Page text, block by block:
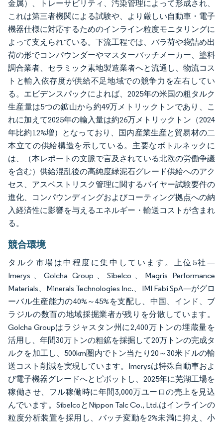
金属）、トレーサビリティ、汚染管理によって形成され、
これは第三者機関による試験や、より厳しい自動車・電子
機器仕様に対応するためのインライン粒度モニタリングに
よって支えられている。下流工程では、バラ荷や袋詰め出
荷の形でコンパウンダーやマスターバッチメーカー、塗料
調合業者、セラミック素地製造業者へと流通し、物流コス
トと輸入依存度が供給不足地域での競争力を左右してい
る。エビデンスパックによれば、2025年の米国の粗タルク
生産量は5つの鉱山から約49万メトリックトンであり、こ
れに加えて2025年の輸入量は約26万メトリックトン（2024
年比約12%増）となっており、国内産業生産と貿易材の二
本立ての供給構造を示している。主要なボトルネックに
は、（本レポートの文脈で言及されている北欧の労働争議
を含む）供給混乱後の高純度緑泥石グレード供給へのアク
セス、アスベストリスク管理に関するバイヤー試験要件の
進化、コンパウンディングおよびコーティング拠点への納
入経済性に影響を与えるエネルギー・輸送コストが含まれ
る。
競合環境
タルク市場は中程度に集中しています。上位5社—
Imerys、Golcha Group、Sibelco、Magris Performance
Materials、Minerals Technologies Inc.、IMI Fabi SpA—がグロ
ーバル生産能力の40%～45%を支配し、中国、インド、ブ
ラジルの数百の地域採掘業者が残りを分散しています。
Golcha Groupはラジャスタン州に2,400万トンの埋蔵量を
活用し、年間30万トンの粗鉱を採掘して20万トンの完成タ
ルクを加工し、500km圏内でトン当たり20～30米ドルの輸
送コスト削減を実現しています。Imerysは特殊自動車およ
び電子機器グレードへとピボットし、2025年に芜湖工場を
稼働させ、フル稼働時に年間3,000万ユーロの売上を見込
んでいます。SibelcoとNippon Talc Co., Ltd.はインラインの
粒度分析装置を採用し、バッチ変動を2%未満に抑え、小